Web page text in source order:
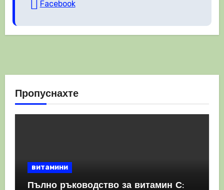
Facebook
Пропуснахте
витамини
Пълно ръководство за витамин С: